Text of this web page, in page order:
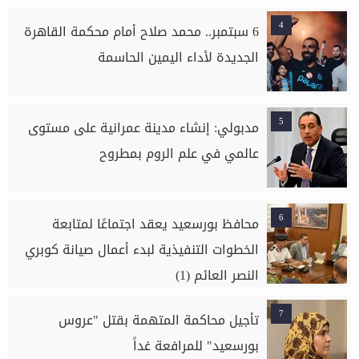
4
6 سبتمبر.. محمد صلاح أمام محكمة القاهرة
الجديدة لأداء اليمين الحاسمة
5
مدبولي: إنشاء مدينة عمرانية على مستوى
عالمي في علم الروم بمطروح
6
محافظ بورسعيد يعقد اجتماعًا لمتابعة
الخطوات التنفيذية لبدء أعمال صيانة كوبري
النصر العائم (1)
7
تأجيل محاكمة المتهمة بقتل "عروس
بورسعيد" للمرافعة غداً